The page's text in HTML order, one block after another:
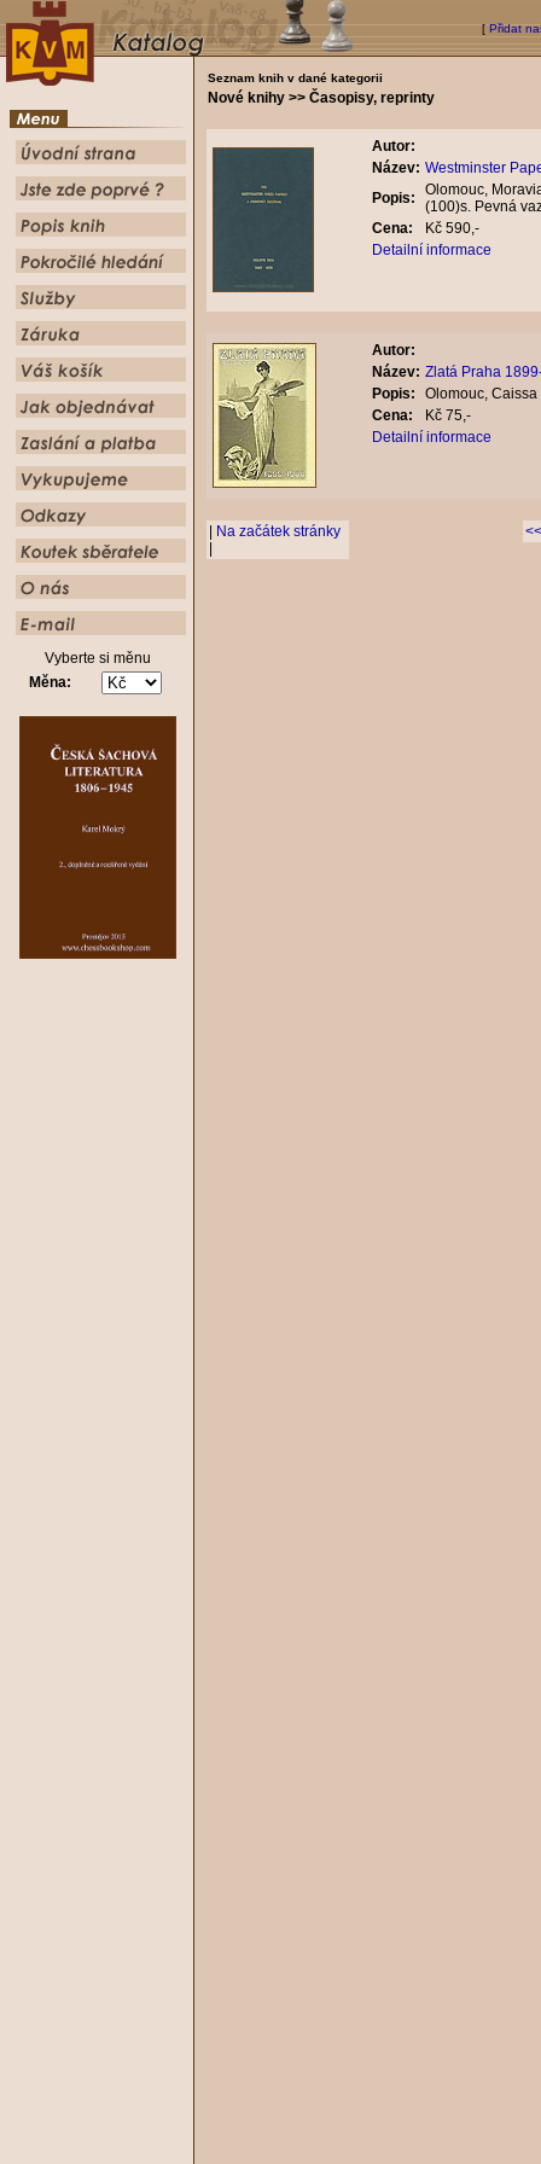
[ Přidat
Vyberte si měnu
Měna:
Seznam knih v dané kategorii
Nové knihy >> Časopisy, reprinty
Autor:
Název: Westminster
Popis:
Olomouc,
(100)s. Pevná
Cena:
Kč 590,-
Detailní informace
Autor:
Název: Zlatá Praha
Popis:
Olomouc,
Cena:
Kč 75,-
Detailní informace
Na začátek stránky